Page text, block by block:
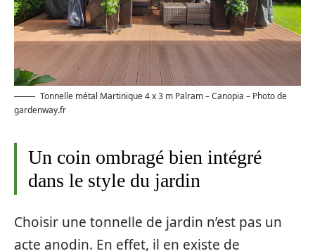
Tonnelle métal Martinique 4 x 3 m Palram – Canopia – Photo de
gardenway.fr
Un coin ombragé bien intégré
dans le style du jardin
Choisir une tonnelle de jardin n’est pas un
acte anodin. En effet, il en existe de